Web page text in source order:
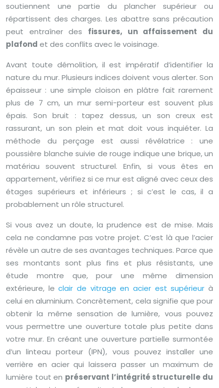
soutiennent une partie du plancher supérieur ou
répartissent des charges. Les abattre sans précaution
peut entraîner des fissures, un affaissement du
plafond et des conflits avec le voisinage.
Avant toute démolition, il est impératif d’identifier la
nature du mur. Plusieurs indices doivent vous alerter. Son
épaisseur : une simple cloison en plâtre fait rarement
plus de 7 cm, un mur semi-porteur est souvent plus
épais. Son bruit : tapez dessus, un son creux est
rassurant, un son plein et mat doit vous inquiéter. La
méthode du perçage est aussi révélatrice : une
poussière blanche suivie de rouge indique une brique, un
matériau souvent structurel. Enfin, si vous êtes en
appartement, vérifiez si ce mur est aligné avec ceux des
étages supérieurs et inférieurs ; si c’est le cas, il a
probablement un rôle structurel.
Si vous avez un doute, la prudence est de mise. Mais
cela ne condamne pas votre projet. C’est là que l’acier
révèle un autre de ses avantages techniques. Parce que
ses montants sont plus fins et plus résistants, une
étude montre que, pour une même dimension
extérieure, leclair de vitrage en acier est supérieur à
celui en aluminium. Concrètement, cela signifie que pour
obtenir la même sensation de lumière, vous pouvez
vous permettre une ouverture totale plus petite dans
votre mur. En créant une ouverture partielle surmontée
d’un linteau porteur (IPN), vous pouvez installer une
verrière en acier qui laissera passer un maximum de
lumière tout en préservant l’intégrité structurelle du